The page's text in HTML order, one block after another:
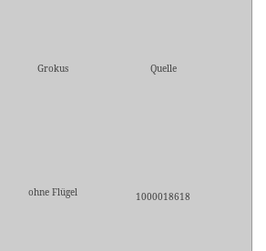
Grokus Quelle
ohne Flügel 1000018618